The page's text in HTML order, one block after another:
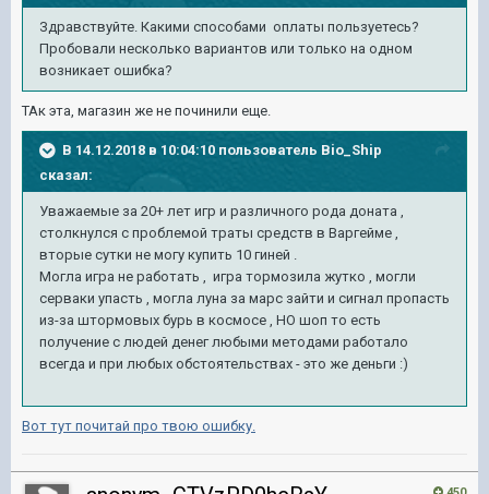
Здравствуйте. Какими способами оплаты пользуетесь?
Пробовали несколько вариантов или только на одном
возникает ошибка?
ТАк эта, магазин же не починили еще.
В 14.12.2018 в 10:04:10 пользователь Bio_Ship
сказал:
Уважаемые за 20+ лет игр и различного рода доната ,
столкнулся с проблемой траты средств в Варгейме ,
вторые сутки не могу купить 10 гиней .
Могла игра не работать , игра тормозила жутко , могли
серваки упасть , могла луна за марс зайти и сигнал пропасть
из-за штормовых бурь в космосе , НО шоп то есть
получение с людей денег любыми методами работало
всегда и при любых обстоятельствах - это же деньги :)
Вот тут почитай про твою ошибку.